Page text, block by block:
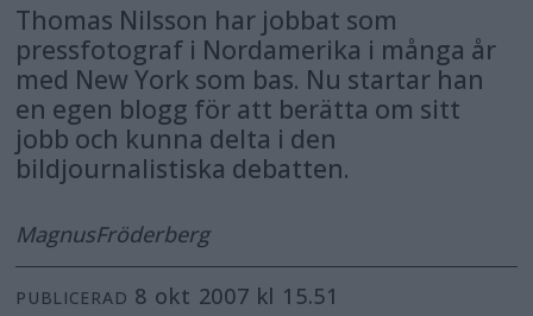
Thomas Nilsson har jobbat som
pressfotograf i Nordamerika i många år
med New York som bas. Nu startar han
en egen blogg för att berätta om sitt
jobb och kunna delta i den
bildjournalistiska debatten.
MagnusFröderberg
PUBLICERAD 8 okt 2007 kl 15.51